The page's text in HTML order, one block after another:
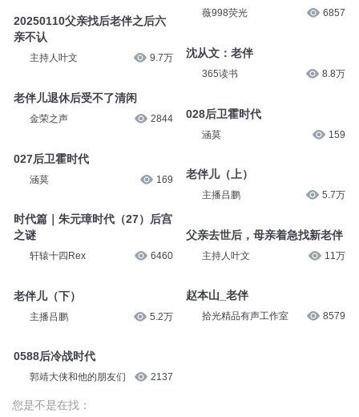
20250110父亲找后老伴之后六
亲不认
主持人叶文 9.7万
老伴儿退休后受不了清闲
金荣之声 2844
027后卫霍时代
涵莫 169
时代篇｜朱元璋时代（27）后宫
之谜
轩辕十四Rex 6460
老伴儿（下）
主播吕鹏 5.2万
0588后冷战时代
郭靖大侠和他的朋友们 2137
薇998荧光 6857
沈从文：老伴
365读书 8.8万
028后卫霍时代
涵莫 159
老伴儿（上）
主播吕鹏 5.7万
父亲去世后，母亲着急找新老伴
主持人叶文 11万
赵本山_老伴
拾光精品有声工作室 8579
您是不是在找：